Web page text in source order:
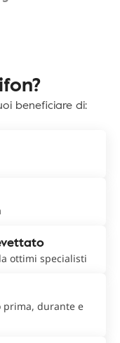
beneficiare di:
ottimi specialisti
prima, durante e